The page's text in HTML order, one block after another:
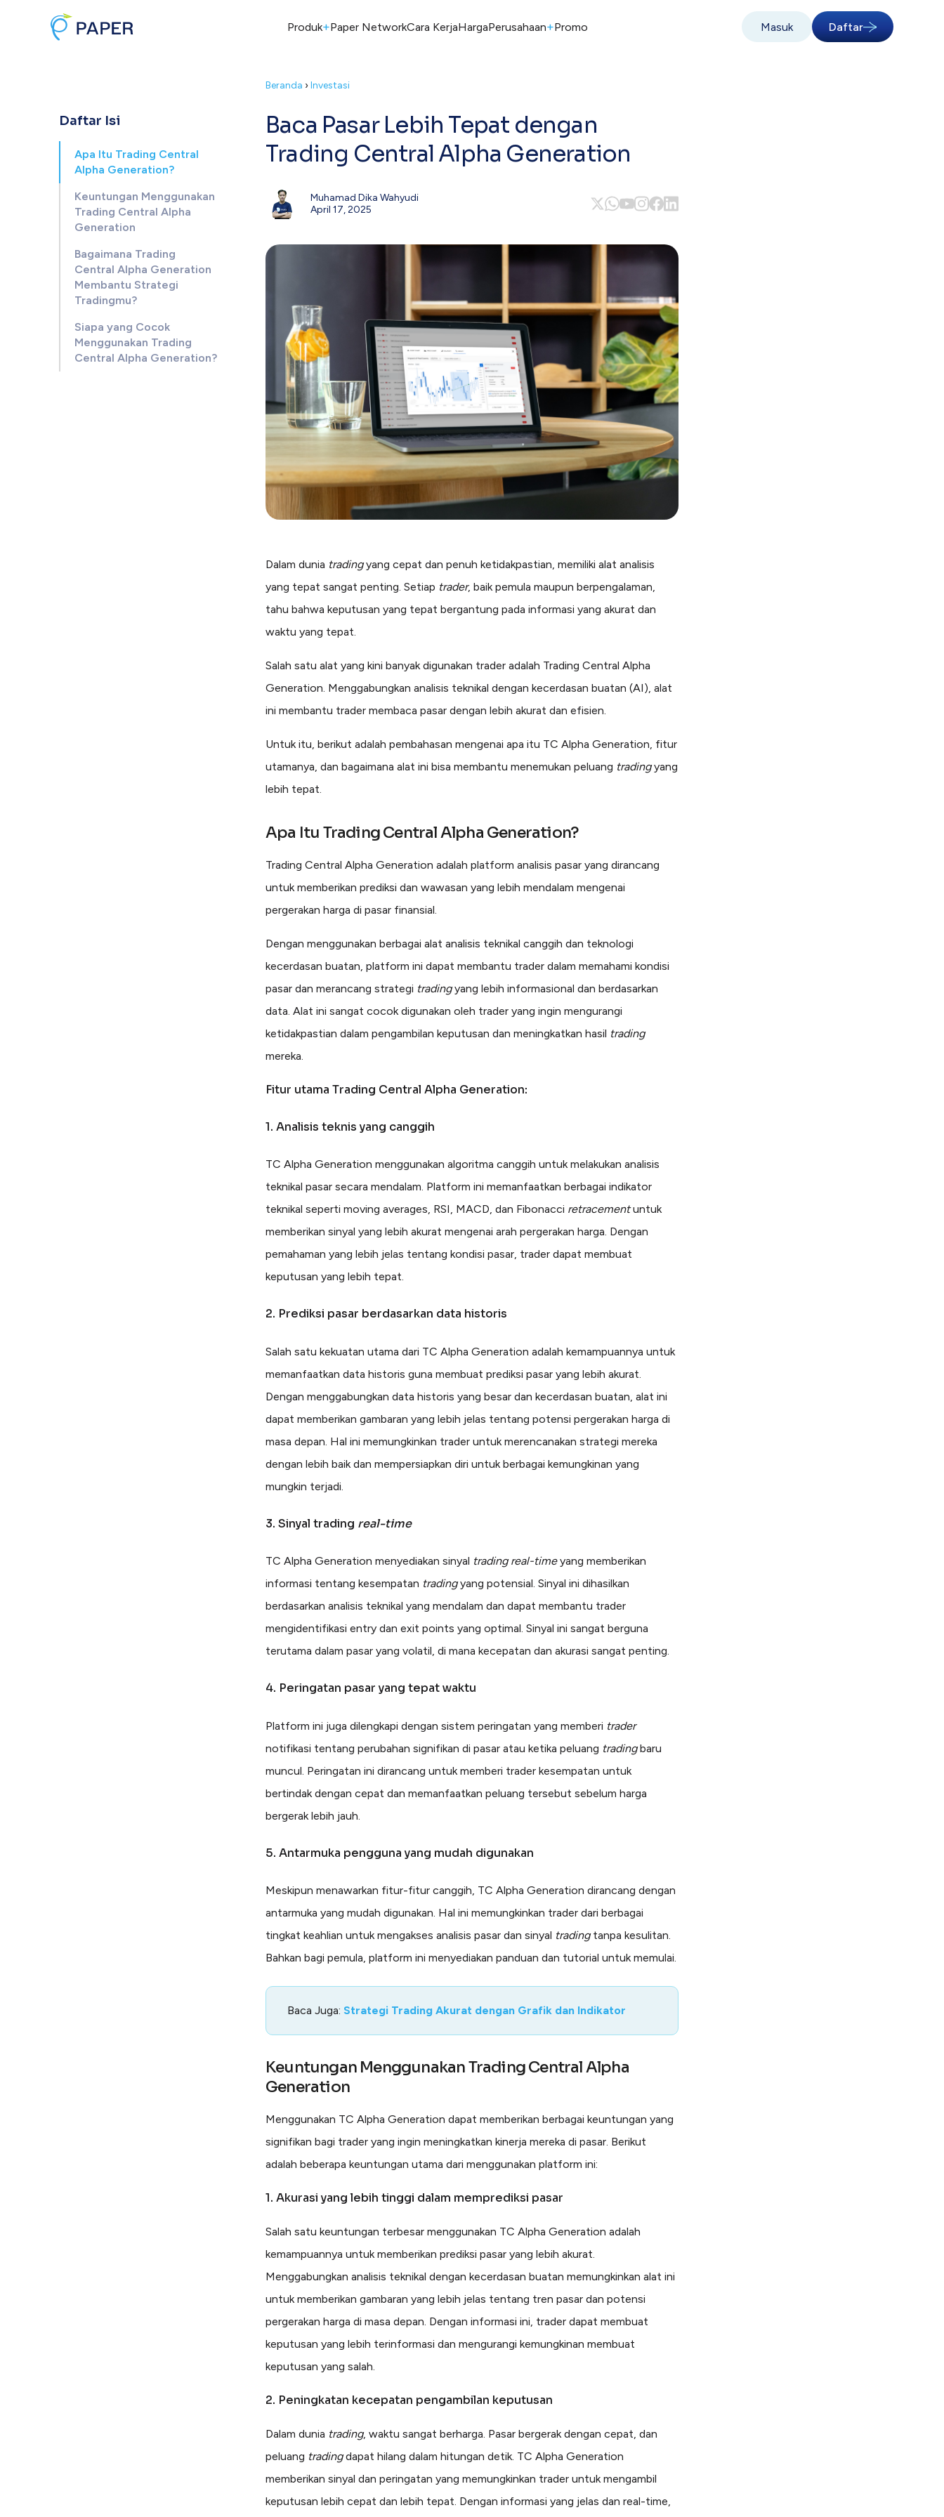
Produk+Paper NetworkCara KerjaHargaPerusahaan+Promo Masuk Daftar
Daftar Isi
Apa Itu Trading Central
Alpha Generation?
Keuntungan Menggunakan
Trading Central Alpha
Generation
Bagaimana Trading
Central Alpha Generation
Membantu Strategi
Tradingmu?
Siapa yang Cocok
Menggunakan Trading
Central Alpha Generation?
Beranda › Investasi
Baca Pasar Lebih Tepat dengan
Trading Central Alpha Generation
Muhamad Dika Wahyudi
April 17, 2025
Dalam dunia tradingyang cepat dan penuh ketidakpastian, memiliki alat analisis
yang tepat sangat penting. Setiap trader, baik pemula maupun berpengalaman,
tahu bahwa keputusan yang tepat bergantung pada informasi yang akurat dan
waktu yang tepat.
Salah satu alat yang kini banyak digunakan trader adalah Trading Central Alpha
Generation. Menggabungkan analisis teknikal dengan kecerdasan buatan (AI), alat
ini membantu trader membaca pasar dengan lebih akurat dan efisien.
Untuk itu, berikut adalah pembahasan mengenai apa itu TC Alpha Generation, fitur
utamanya, dan bagaimana alat ini bisa membantu menemukan peluang tradingyang
lebih tepat.
Apa Itu Trading Central Alpha Generation?
Trading Central Alpha Generation adalah platform analisis pasar yang dirancang
untuk memberikan prediksi dan wawasan yang lebih mendalam mengenai
pergerakan harga di pasar finansial.
Dengan menggunakan berbagai alat analisis teknikal canggih dan teknologi
kecerdasan buatan, platform ini dapat membantu trader dalam memahami kondisi
pasar dan merancang strategi tradingyang lebih informasional dan berdasarkan
data. Alat ini sangat cocok digunakan oleh trader yang ingin mengurangi
ketidakpastian dalam pengambilan keputusan dan meningkatkan hasil trading
mereka.
Fitur utama Trading Central Alpha Generation:
1. Analisis teknis yang canggih
TC Alpha Generation menggunakan algoritma canggih untuk melakukan analisis
teknikal pasar secara mendalam. Platform ini memanfaatkan berbagai indikator
teknikal seperti moving averages, RSI, MACD, dan Fibonacci retracementuntuk
memberikan sinyal yang lebih akurat mengenai arah pergerakan harga. Dengan
pemahaman yang lebih jelas tentang kondisi pasar, trader dapat membuat
keputusan yang lebih tepat.
2. Prediksi pasar berdasarkan data historis
Salah satu kekuatan utama dari TC Alpha Generation adalah kemampuannya untuk
memanfaatkan data historis guna membuat prediksi pasar yang lebih akurat.
Dengan menggabungkan data historis yang besar dan kecerdasan buatan, alat ini
dapat memberikan gambaran yang lebih jelas tentang potensi pergerakan harga di
masa depan. Hal ini memungkinkan trader untuk merencanakan strategi mereka
dengan lebih baik dan mempersiapkan diri untuk berbagai kemungkinan yang
mungkin terjadi.
3. Sinyal trading real-time
TC Alpha Generation menyediakan sinyal trading real-timeyang memberikan
informasi tentang kesempatan tradingyang potensial. Sinyal ini dihasilkan
berdasarkan analisis teknikal yang mendalam dan dapat membantu trader
mengidentifikasi entry dan exit points yang optimal. Sinyal ini sangat berguna
terutama dalam pasar yang volatil, di mana kecepatan dan akurasi sangat penting.
4. Peringatan pasar yang tepat waktu
Platform ini juga dilengkapi dengan sistem peringatan yang memberi trader
notifikasi tentang perubahan signifikan di pasar atau ketika peluang tradingbaru
muncul. Peringatan ini dirancang untuk memberi trader kesempatan untuk
bertindak dengan cepat dan memanfaatkan peluang tersebut sebelum harga
bergerak lebih jauh.
5. Antarmuka pengguna yang mudah digunakan
Meskipun menawarkan fitur-fitur canggih, TC Alpha Generation dirancang dengan
antarmuka yang mudah digunakan. Hal ini memungkinkan trader dari berbagai
tingkat keahlian untuk mengakses analisis pasar dan sinyal tradingtanpa kesulitan.
Bahkan bagi pemula, platform ini menyediakan panduan dan tutorial untuk memulai.
Baca Juga: Strategi Trading Akurat dengan Grafik dan Indikator
Keuntungan Menggunakan Trading Central Alpha
Generation
Menggunakan TC Alpha Generation dapat memberikan berbagai keuntungan yang
signifikan bagi trader yang ingin meningkatkan kinerja mereka di pasar. Berikut
adalah beberapa keuntungan utama dari menggunakan platform ini:
1. Akurasi yang lebih tinggi dalam memprediksi pasar
Salah satu keuntungan terbesar menggunakan TC Alpha Generation adalah
kemampuannya untuk memberikan prediksi pasar yang lebih akurat.
Menggabungkan analisis teknikal dengan kecerdasan buatan memungkinkan alat ini
untuk memberikan gambaran yang lebih jelas tentang tren pasar dan potensi
pergerakan harga di masa depan. Dengan informasi ini, trader dapat membuat
keputusan yang lebih terinformasi dan mengurangi kemungkinan membuat
keputusan yang salah.
2. Peningkatan kecepatan pengambilan keputusan
Dalam dunia trading, waktu sangat berharga. Pasar bergerak dengan cepat, dan
peluang tradingdapat hilang dalam hitungan detik. TC Alpha Generation
memberikan sinyal dan peringatan yang memungkinkan trader untuk mengambil
keputusan lebih cepat dan lebih tepat. Dengan informasi yang jelas dan real-time,